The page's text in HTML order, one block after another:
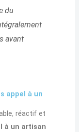
du
avant
appel à un
réactif et
à un artisan